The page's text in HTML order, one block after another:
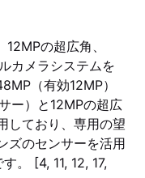
の超広角、
カメラシステムを
（有効12MP）
ー）と12MPの超広
しており、専用の望
ズのセンサーを活用
。 [4, 11, 12, 17,